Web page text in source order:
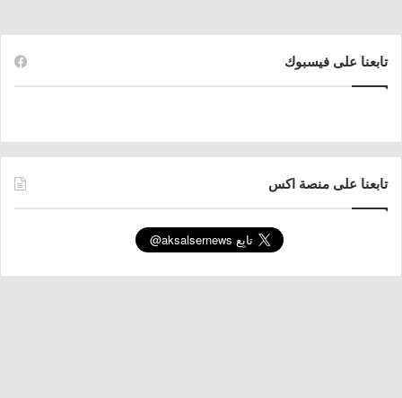
تابعنا على فيسبوك
تابعنا على منصة اكس